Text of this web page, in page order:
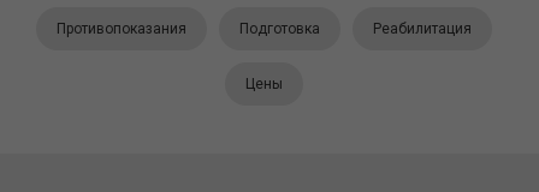
Противопоказания Подготовка Реабилитация
Цены